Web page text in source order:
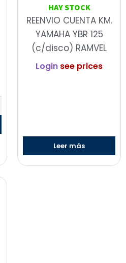
HAY STOCK
REENVIO CUENTA KM.
YAMAHA YBR 125
(c/disco) RAMVEL
Login see prices
Leer más